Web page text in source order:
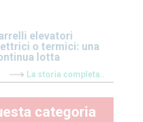
elevatori
o termici: una
lotta
La storia completa..
categoria